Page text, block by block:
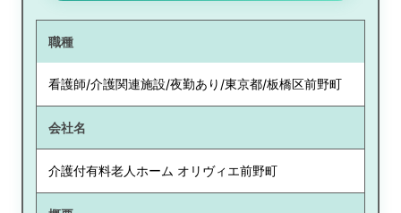
職種
看護師/介護関連施設/夜勤あり/東京都/板橋区前野町
会社名
介護付有料老人ホーム オリヴィエ前野町